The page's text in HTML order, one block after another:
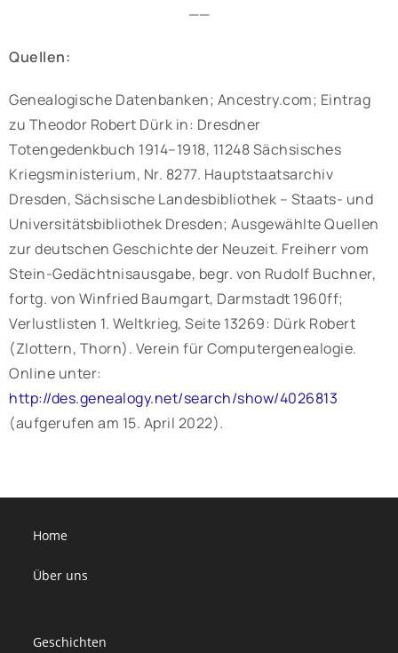
——
Quellen:
Genealogische Datenbanken; Ancestry.com; Eintrag
zu Theodor Robert Dürk in: Dresdner
Totengedenkbuch 1914–1918, 11248 Sächsisches
Kriegsministerium, Nr. 8277. Hauptstaatsarchiv
Dresden, Sächsische Landesbibliothek – Staats- und
Universitätsbibliothek Dresden; Ausgewählte Quellen
zur deutschen Geschichte der Neuzeit. Freiherr vom
Stein-Gedächtnisausgabe, begr. von Rudolf Buchner,
fortg. von Winfried Baumgart, Darmstadt 1960ff;
Verlustlisten 1. Weltkrieg, Seite 13269: Dürk Robert
(Zlottern, Thorn). Verein für Computergenealogie.
Online unter:
http://des.genealogy.net/search/show/4026813
(aufgerufen am 15. April 2022).
Home
Über uns
Geschichten